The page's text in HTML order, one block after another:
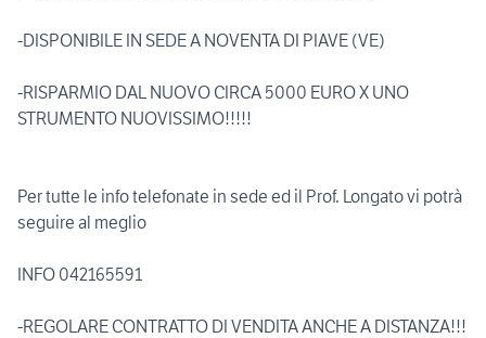
-DISPONIBILE IN SEDE A NOVENTA DI PIAVE (VE)
-RISPARMIO DAL NUOVO CIRCA 5000 EURO X UNO
STRUMENTO NUOVISSIMO!!!!!
Per tutte le info telefonate in sede ed il Prof. Longato vi potrà
seguire al meglio
INFO 042165591
-REGOLARE CONTRATTO DI VENDITA ANCHE A DISTANZA!!!